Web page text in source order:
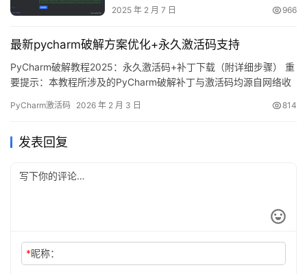
2025 年 2 月 7 日 966
最新pycharm破解方案优化+永久激活码支持
PyCharm破解教程2025：永久激活码+补丁下载（附详细步骤） 重
要提示：本教程所涉及的PyCharm破解补丁与激活码均源自网络收
侵权问题，请联系本人删除。经济条件允许的情况下，强烈建议前
业Python集成开发环境，凭借其强…
PyCharm激活码 2026 年 2 月 3 日 814
发表回复
*昵称：